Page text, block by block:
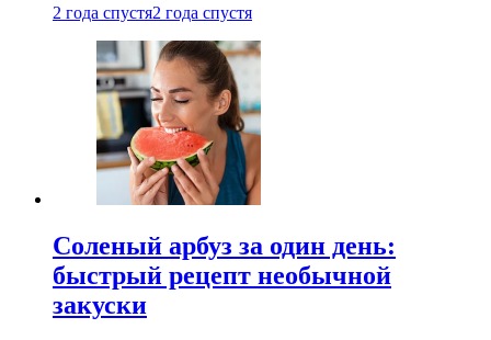
2 года спустя2 года спустя
Соленый арбуз за один день:
быстрый рецепт необычной
закуски